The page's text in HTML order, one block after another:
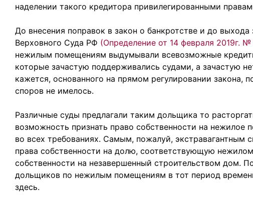
наделении такого кредитора привилегированными
До внесения поправок в закон о банкротстве и до
Верховного Суда РФ (Определение от 14 февраля 2019г.
нежилым помещениям выдумывали всевозможные
которые зачастую поддерживались судами, а зачастую
кажется, основанного на прямом регулировании закона,
споров не имелось.
Различные суды предлагали таким дольщика то
возможность признать право собственности на нежилое
во всех требованиях. Самым, пожалуй, экстравагантным
права собственности на долю, соответствующую
собственности на незавершенный строительством дом.
дольщиков по нежилым помещениям в тот период
здесь.